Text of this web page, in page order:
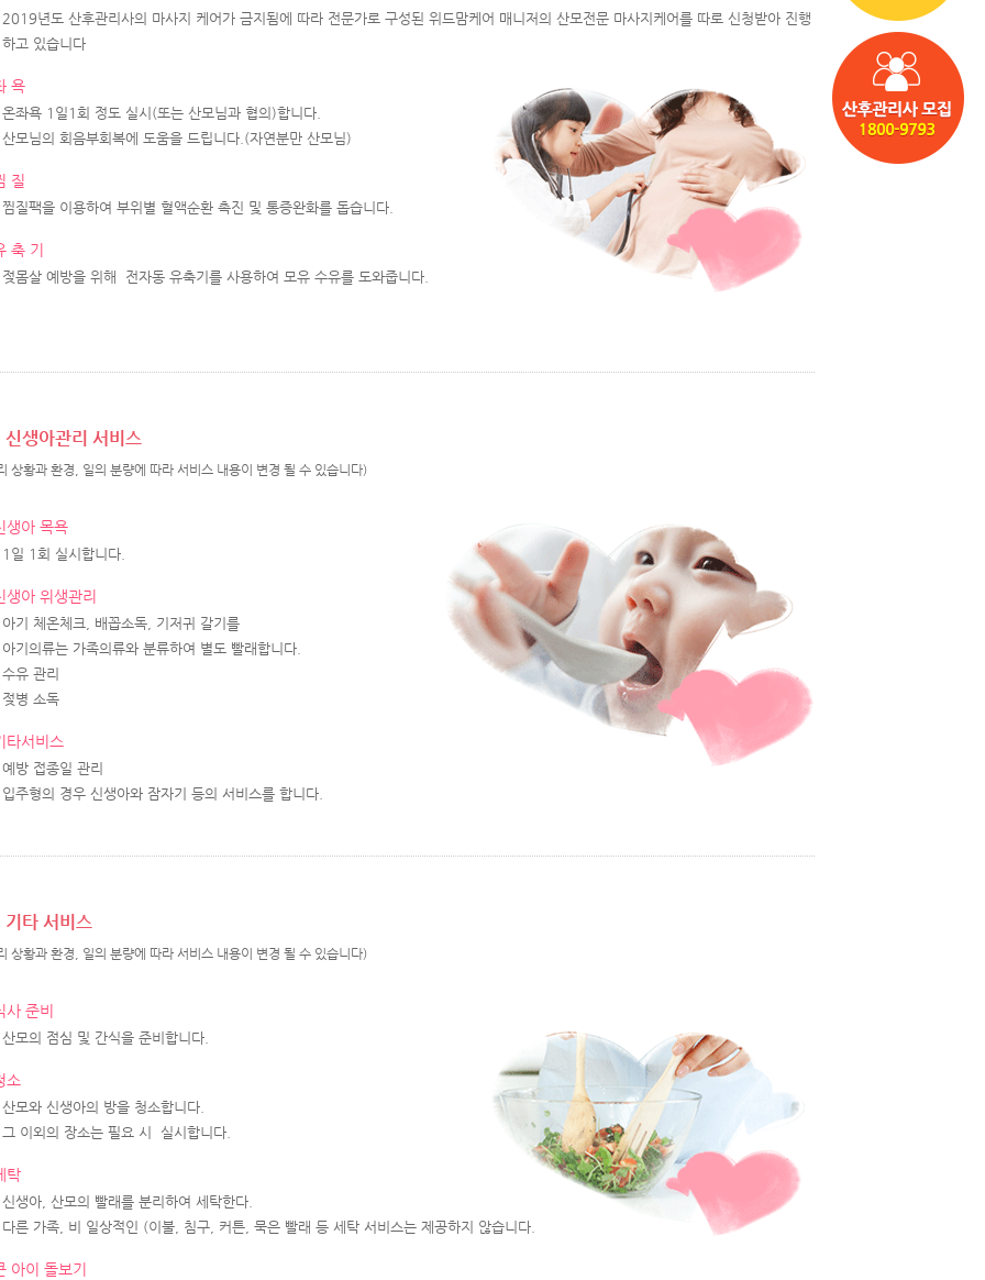
2019년도 산후관리사의 마사지 케어가 금지됨에 따라 전문가로 구성된 위드맘케어 매니저의 산모전문 마사지케어를 따로 신청받아 진행
하고 있습니다
욕
온좌욕 1일1회 정도 실시(또는 산모님과 협의)합니다.
산모님의 회음부회복에 도움을 드립니다.(자연분만 산모님)
질
찜질팩을 이용하여 부위별 혈액순환 촉진 및 통증완화를 돕습니다.
축 기
젖몸살 예방을 위해 전자동 유축기를 사용하여 모유 수유를 도와줍니다.
신생아관리 서비스
상황과 환경, 일의 분량에 따라 서비스 내용이 변경 될 수 있습니다)
생아 목욕
1일 1회 실시합니다.
생아 위생관리
아기 체온체크, 배꼽소독, 기저귀 갈기를
아기의류는 가족의류와 분류하여 별도 빨래합니다.
수유 관리
젖병 소독
타서비스
예방 접종일 관리
입주형의 경우 신생아와 잠자기 등의 서비스를 합니다.
기타 서비스
상황과 환경, 일의 분량에 따라 서비스 내용이 변경 될 수 있습니다)
사 준비
산모의 점심 및 간식을 준비합니다.
소
산모와 신생아의 방을 청소합니다.
그 이외의 장소는 필요 시 실시합니다.
탁
신생아, 산모의 빨래를 분리하여 세탁한다.
다른 가족, 비 일상적인 (이불, 침구, 커튼, 묵은 빨래 등 세탁 서비스는 제공하지 않습니다.
아이 돌보기